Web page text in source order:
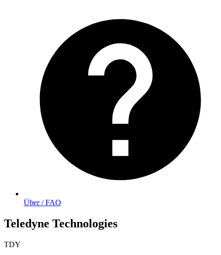
Über / FAQ
Teledyne Technologies
TDY